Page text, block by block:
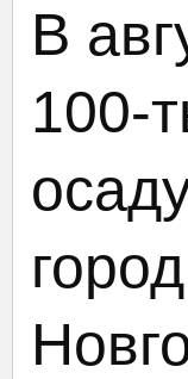
В
100-